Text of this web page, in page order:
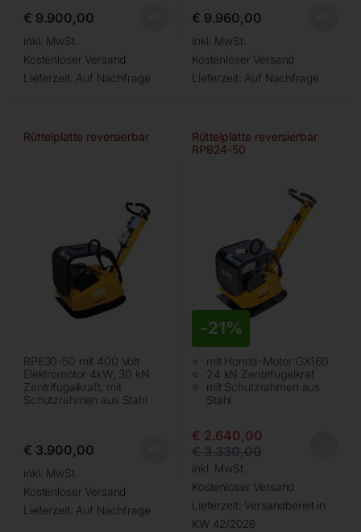
€ 9.900,00
inkl. MwSt.
Kostenloser Versand
Lieferzeit: Auf Nachfrage
€ 9.960,00
inkl. MwSt.
Kostenloser Versand
Lieferzeit: Auf Nachfrage
Rüttelplatte reversierbar
RPE30-50 mit 400 Volt
Elektromotor 4kW, 30 kN
Zentrifugalkraft, mit
Schutzrahmen aus Stahl
€ 3.900,00
inkl. MwSt.
Kostenloser Versand
Lieferzeit: Auf Nachfrage
Rüttelplatte reversierbar
RPB24-50
-21%
mit Honda-Motor GX160
24 kN Zentrifugalkraf
mit Schutzrahmen aus
Stahl
€ 2.640,00
€3.330,00
inkl. MwSt.
Kostenloser Versand
Lieferzeit: Versandbereit in
KW 42/2026